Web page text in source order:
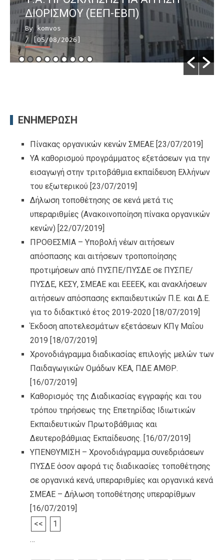
ΔΙΟΡΙΣΜΟΥ (ΕΕΠ-ΕΒΠ)
By komvos
/ [05/08/2026]
ΕΝΗΜΕΡΩΣΗ
Πίνακας οργανικών κενών ΣΜΕΑΕ [23/07/2019]
ΥΑ καθορισμού προγράμματος εξετάσεων για την
εισαγωγή στην τριτοβάθμια εκπαίδευση Ελλήνων
του εξωτερικού [23/07/2019]
Δήλωση τοποθέτησης σε κενά μετά τις
υπεραριθμίες (Ανακοινοποίηση πίνακα οργανικών
κενών) [22/07/2019]
ΠΡΟΘΕΣΜΙΑ – Υποβολή νέων αιτήσεων
απόσπασης και αιτήσεων τροποποίησης
προτιμήσεων από ΠΥΣΠΕ/ΠΥΣΔΕ σε ΠΥΣΠΕ/
ΠΥΣΔΕ, ΚΕΣΥ, ΣΜΕΑΕ και ΕΕΕΕΚ, και ανακλήσεων
αιτήσεων απόσπασης εκπαιδευτικών Π.Ε. και Δ.Ε.
για το διδακτικό έτος 2019-2020 [18/07/2019]
Έκδοση αποτελεσμάτων εξετάσεων ΚΠγ Μαΐου
2019 [18/07/2019]
Χρονοδιάγραμμα διαδικασίας επιλογής μελών των
Παιδαγωγικών Ομάδων ΚΕΑ, ΠΔΕ ΑΜΘΡ.
[16/07/2019]
Καθορισμός της Διαδικασίας εγγραφής και του
τρόπου τηρήσεως της Επετηρίδας Ιδιωτικών
Εκπαιδευτικών Πρωτοβάθμιας και
Δευτεροβάθμιας Εκπαίδευσης. [16/07/2019]
ΥΠΕΝΘΥΜΙΣΗ – Χρονοδιάγραμμα συνεδριάσεων
ΠΥΣΔΕ όσον αφορά τις διαδικασίες τοποθέτησης
σε οργανικά κενά, υπεραριθμίες και οργανικά κενά
ΣΜΕΑΕ – Δήλωση τοποθέτησης υπεραρίθμων
[16/07/2019]
<<
1
…